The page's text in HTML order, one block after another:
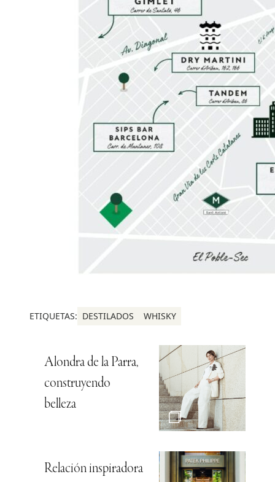
ETIQUETAS: DESTILADOS WHISKY
Alondra de la Parra,
construyendo
belleza
Relación inspiradora